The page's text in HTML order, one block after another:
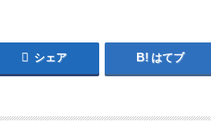
シェア はてブ